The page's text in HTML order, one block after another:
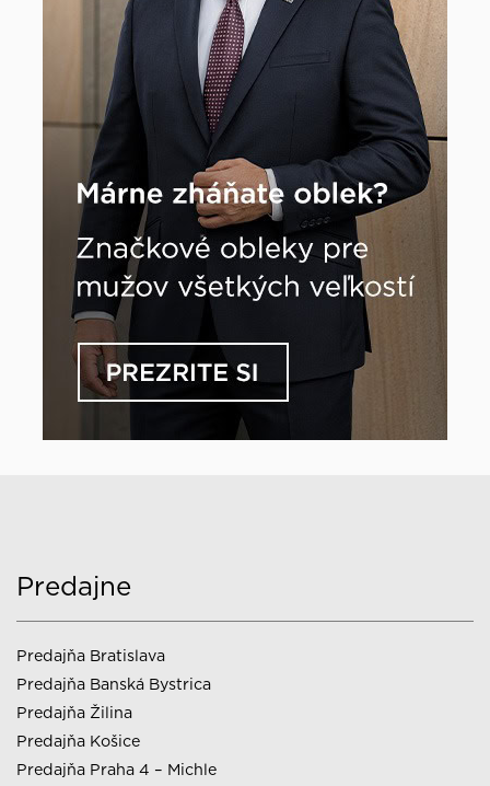
Predajne
Predajňa Bratislava
Predajňa Banská Bystrica
Predajňa Žilina
Predajňa Košice
Predajňa Praha 4 – Michle